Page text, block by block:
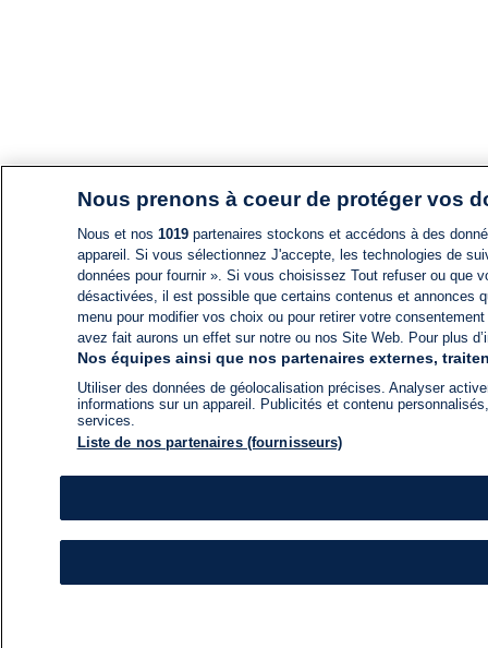
Nous prenons à coeur de protéger vos
Nous et nos 1019partenaires stockons et accédons à des
appareil. Si vous sélectionnez J'accepte, les technologies de
données pour fournir ». Si vous choisissez Tout refuser ou
désactivées, il est possible que certains contenus et annonces
menu pour modifier vos choix ou pour retirer votre
avez fait aurons un effet sur notre ou nos Site Web. Pour plus
Nos équipes ainsi que nos partenaires externes,
Utiliser des données de géolocalisation précises. Analyser
informations sur un appareil. Publicités et contenu
services.
Liste de nos partenaires (fournisseurs)